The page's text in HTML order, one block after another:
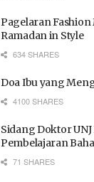
Pagelaran
Ramadan in Style
634 SHARES
Doa Ibu yang
4100 SHARES
Sidang Doktor
Pembelajaran
71 SHARES